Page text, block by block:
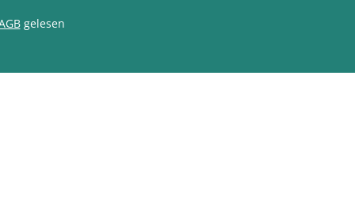
gelesen